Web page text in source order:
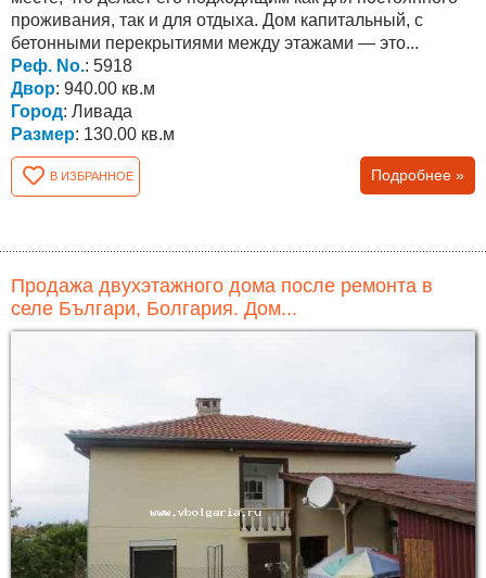
проживания, так и для отдыха. Дом капитальный, с
бетонными перекрытиями между этажами — это...
Реф. No.: 5918
Двор: 940.00 кв.м
Город: Ливада
Размер: 130.00 кв.м
В ИЗБРАННОЕ Подробнее »
Продажа двухэтажного дома после ремонта в
селе Българи, Болгария. Дом...